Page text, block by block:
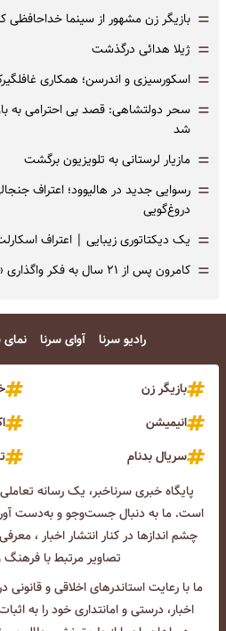
= بازیگر زن مشهور از سینما خداحافظی
= ژیلا هدائی درگذشت
= اسکورسیزی و اندرسن؛ همکاری
= سحر دولتشاهی: قصد بی احترامی به
شد
= مازیار لرستانی به تلویزیون برگشت
= رسوایی جدید در هالیوود؛ اعتراف
دروغ‌گویی
= یک دیکتاتوری زیبایی | اعتراف
= کامرون پس از ۲۱ سال به فکر واگذاری «آواتار» افتاد
رادیو سرنا آوای سرنا نمای
بازیگر زن
انیمیشن
سریال بدنام
پایگاه خبری سرناخبر، یک رسانه
است. ما به دنبال جست‌و‌جو و به‌دست
چشم انداز‌ها در کنار انتشار اخبار ،
تصاویر مرتبط با
ما با رعایت استاندرهای اخلاقی و قانونی
اخبار، درستی و امانتداری خود را به